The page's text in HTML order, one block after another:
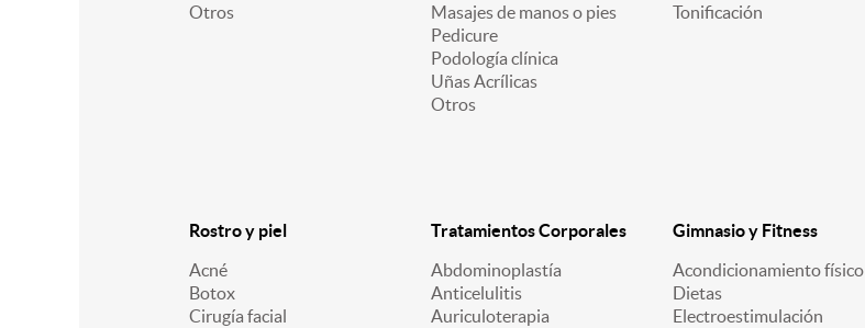
Otros
Masajes de manos o pies
Pedicure
Podología clínica
Uñas Acrílicas
Otros
Tonificación
Rostro y piel
Acné
Botox
Cirugía facial
Tratamientos Corporales
Abdominoplastía
Anticelulitis
Auriculoterapia
Gimnasio y Fitness
Acondicionamiento físico
Dietas
Electroestimulación